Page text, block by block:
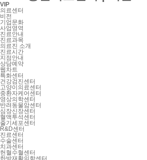
VIP
의료센터
비전
기업문화
사업영역
진료안내
진료과목
의료진 소개
진료시간
지점안내
상담예약
웹차트
특화센터
건강검진센터
고양이의료센터
중환자케어센터
영상의학센터
반려동물암센터
심장신장센터
혈액투석센터
줄기세포센터
R&D센터
진료센터
수술센터
치과센터
헌혈수혈센터
한방재활의학센터